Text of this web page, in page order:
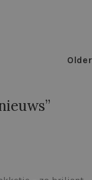
Older
”